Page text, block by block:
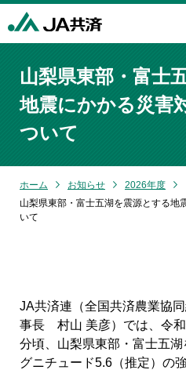
山梨県東部・富士
地震にかかる災害
ついて
ホーム お知らせ
2026年度
山梨県東部・富士五湖を震源とする地
いて
JA共済連（全国共済農業協
事長 村山 美彦）では、令
分頃、山梨県東部・富士五
グニチュード5.6（推定）の